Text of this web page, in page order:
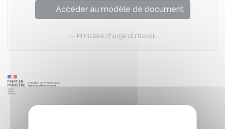
Accéder au modèle de document
Ministère chargé du travail